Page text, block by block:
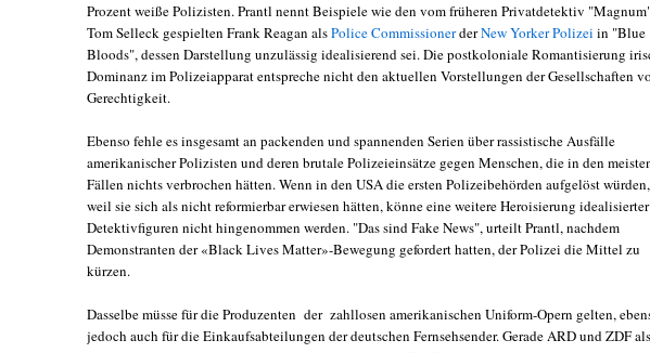
Prozent weiße Polizisten. Prantl nennt Beispiele wie den vom früheren Privatdetektiv
Tom Selleck gespielten Frank Reagan alsPolice CommissionerderNew Yorker Polizei in "Blue
Bloods", dessen Darstellung unzulässig idealisierend sei. Die postkoloniale Romantisierung
Dominanz im Polizeiapparat entspreche nicht den aktuellen Vorstellungen der Gesellschaften
Gerechtigkeit.
Ebenso fehle es insgesamt an packenden und spannenden Serien über rassistische Ausfälle
amerikanischer Polizisten und deren brutale Polizeieinsätze gegen Menschen, die in den
Fällen nichts verbrochen hätten. Wenn in den USA die ersten Polizeibehörden aufgelöst würden,
weil sie sich als nicht reformierbar erwiesen hätten, könne eine weitere Heroisierung idealisierter
Detektivfiguren nicht hingenommen werden. "Das sind Fake News", urteilt Prantl, nachdem
Demonstranten der «Black Lives Matter»-Bewegung gefordert hatten, der Polizei die Mittel zu
kürzen.
Dasselbe müsse für die Produzenten der zahllosen amerikanischen Uniform-Opern gelten,
jedoch auch für die Einkaufsabteilungen der deutschen Fernsehsender. Gerade ARD und ZDF als